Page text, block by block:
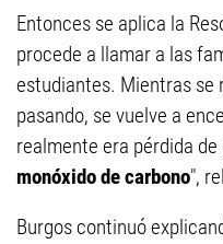
Entonces se aplica la
procede a llamar a las
estudiantes. Mientras se
pasando, se vuelve a
realmente era pérdida de
monóxido de carbono",
Burgos continuó